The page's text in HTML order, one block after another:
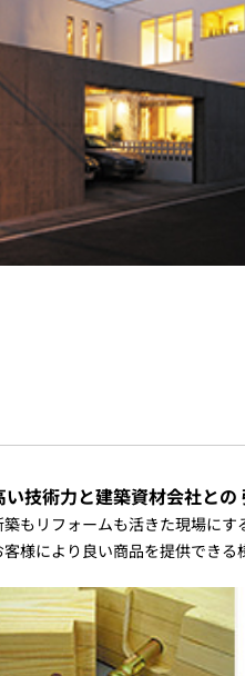
い技術力と建築資材会社との
築もリフォームも活きた現場にす
客様により良い商品を提供できる